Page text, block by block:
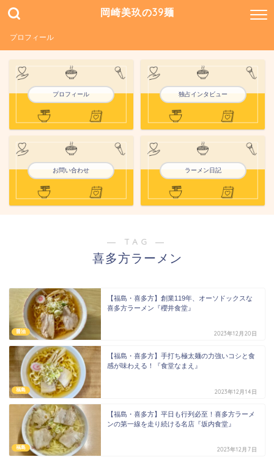
岡崎美玖の39麺
プロフィール
プロフィール 独占インタビュー
お問い合わせ ラーメン日記
― TAG ―
喜多方ラーメン
醤油
【福島・喜多方】創業119年、オーソドックスな
喜多方ラーメン『櫻井食堂』
2023年12月20日
福島
【福島・喜多方】手打ち極太麺の力強いコシと食
感が味わえる！『食堂なまえ』
2023年12月14日
福島
【福島・喜多方】平日も行列必至！喜多方ラーメ
ンの第一線を走り続ける名店『坂内食堂』
2023年12月7日